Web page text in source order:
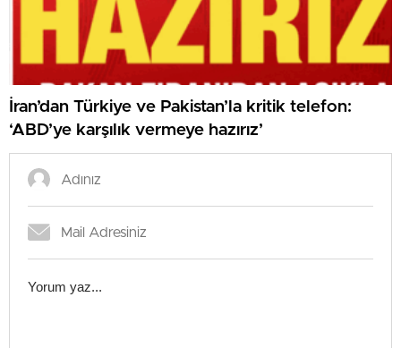
İran’dan Türkiye ve Pakistan’la kritik telefon:
‘ABD’ye karşılık vermeye hazırız’